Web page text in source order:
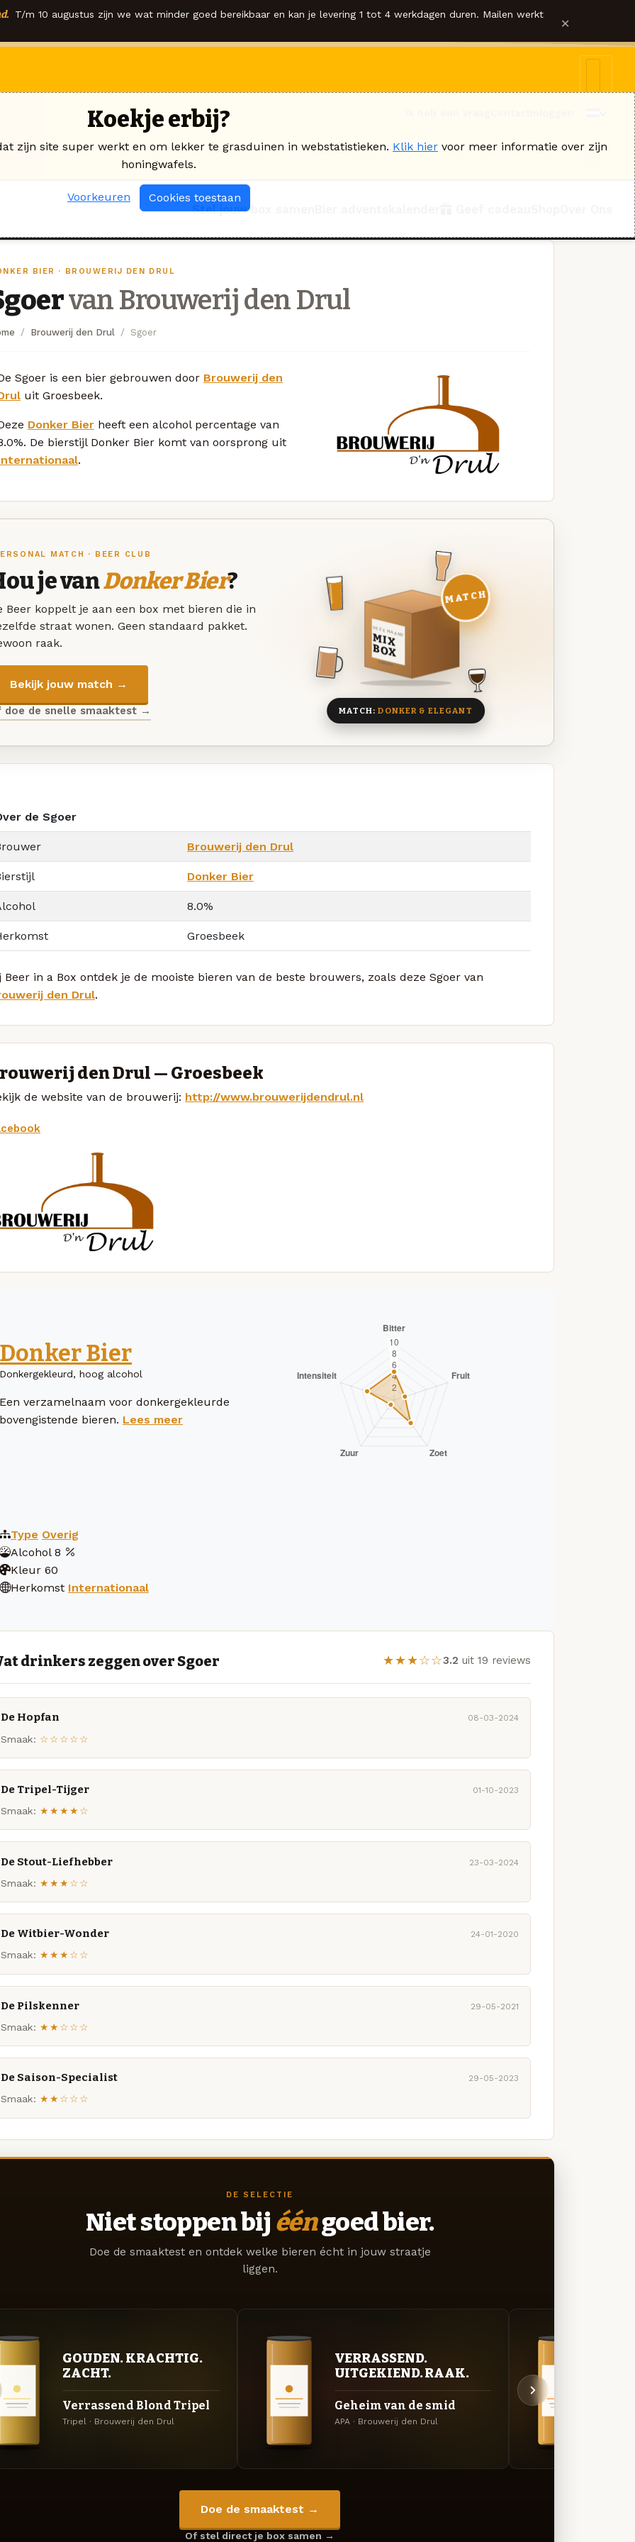
T/m 10 augustus zijn we wat minder goed bereikbaar en kan je levering 1 tot 4 werkdagen duren. Mailen werkt ×
Stel jouw box samen
BIER · BROUWERIJ DEN DRUL
van Brouwerij den Drul
Brouwerij den Drul Sgoer
Sgoer is een bier gebrouwen door Brouwerij den
uit Groesbeek.
Donker Bier heeft een alcohol percentage van
De bierstijl Donker Bier komt van oorsprong uit
.
MATCH · BEER CLUB
je vanDonker Bier?
Beer koppelt je aan een box met bieren die in
straat wonen. Geen standaard pakket.
raak.
Bekijk jouw match →
doe de snelle smaaktest →
DEZE MAAND
MIX
BOX
8 BIEREN
MATCH
MATCH:DONKER & ELEGANT
de Sgoer
Brouwerij den Drul
Donker Bier
8.0%
Groesbeek
Beer in a Box ontdek je de mooiste bieren van de beste brouwers, zoals deze Sgoer van
den Drul.
den Drul — Groesbeek
de website van de brouwerij: http://www.brouwerijdendrul.nl
Donker Bier
Donkergekleurd, hoog alcohol
Een verzamelnaam voor donkergekleurde
bovengistende bieren. Lees meer
Type Overig
Alcohol 8
Kleur 60
Herkomst Internationaal
drinkers zeggen over Sgoer ★★★☆☆3.2 uit 19 reviews
De Hopfan 08-03-2024
Smaak: ☆☆☆☆☆
De Tripel-Tijger 01-10-2023
Smaak: ★★★★☆
De Stout-Liefhebber 23-03-2024
Smaak: ★★★☆☆
De Witbier-Wonder 24-01-2020
Smaak: ★★★☆☆
De Pilskenner 29-05-2021
Smaak: ★★☆☆☆
De Saison-Specialist 29-05-2023
Smaak: ★★☆☆☆
DE SELECTIE
Niet stoppen bij ééngoed bier.
Doe de smaaktest en ontdek welke bieren écht in jouw straatje
liggen.
GOUDEN. KRACHTIG.
ZACHT.
Verrassend Blond Tripel
Tripel · Brouwerij den Drul
VERRASSEND.
UITGEKIEND. RAAK.
Geheim van de smid
APA · Brouwerij den Drul
Doe de smaaktest →
Of stel direct je box samen →
Koekje erbij?
zijn site super werkt en om lekker te grasduinen in webstatistieken. Klik hier voor meer informatie over zijn
honingwafels.
Voorkeuren Cookies toestaan